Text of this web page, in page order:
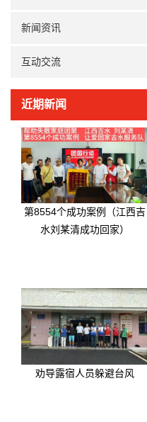
新闻资讯
互动交流
近期新闻
第8554个成功案例（江西吉
水刘某清成功回家）
劝导露宿人员躲避台风